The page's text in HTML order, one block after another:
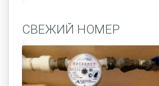
СВЕЖИЙ НОМЕР